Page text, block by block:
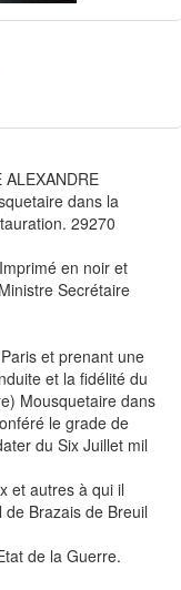
ALEXANDRE
dans la
29270
en noir et
Secrétaire
et prenant une
et la fidélité du
Mousquetaire dans
le grade de
du Six Juillet mil
et autres à qui il
Brazais de Breuil
de la Guerre.